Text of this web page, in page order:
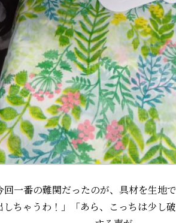
回一番の難関だったのが、具材を生地で
しちゃうわ！」「あら、こっちは少し